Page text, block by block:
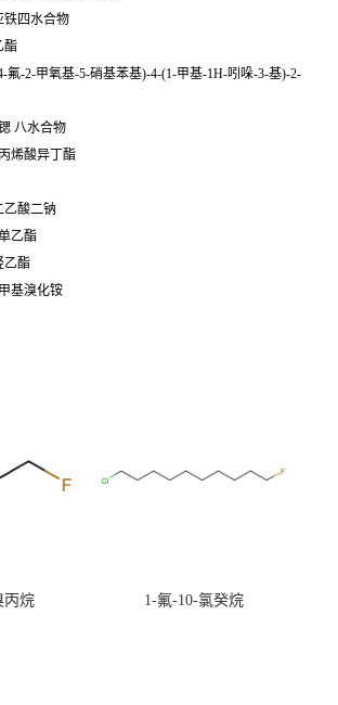
铁四水合物
酯
氟-2-甲氧基-5-硝基苯基)-4-(1-甲基-1H-吲哚-3-基)-2-
八水合物
烯酸异丁酯
乙酸二钠
乙酯
乙酯
基溴化铵
丙烷 1-氟-10-氯癸烷